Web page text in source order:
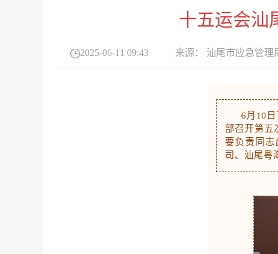
十五运会汕
2025-06-11 09:43 来源： 汕尾市应急管理